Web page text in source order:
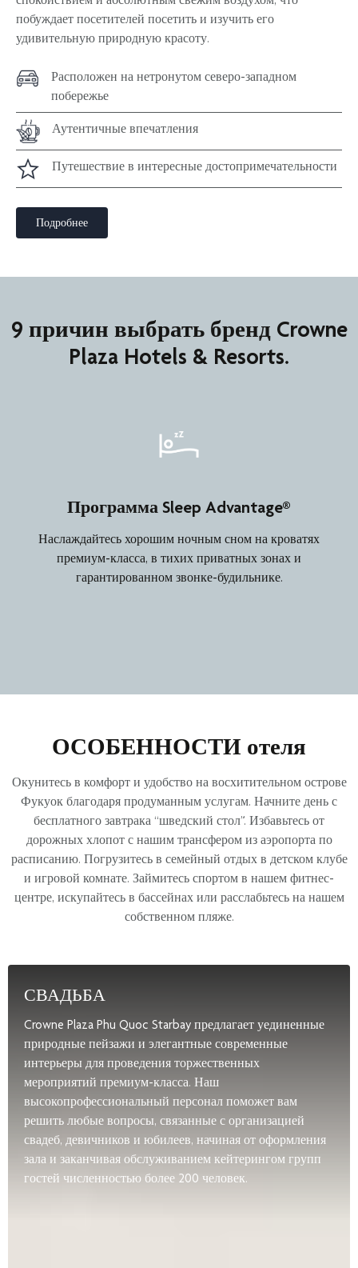
побуждает посетителей посетить и изучить его
удивительную природную красоту.
Расположен на нетронутом северо-западном
побережье
Аутентичные впечатления
Путешествие в интересные достопримечательности
Подробнее
9 причин выбрать бренд Crowne
Plaza Hotels & Resorts.
Программа Sleep Advantage®
Наслаждайтесь хорошим ночным сном на кроватях
премиум-класса, в тихих приватных зонах и
гарантированном звонке-будильнике.
ОСОБЕННОСТИ отеля
Окунитесь в комфорт и удобство на восхитительном острове
Фукуок благодаря продуманным услугам. Начните день с
бесплатного завтрака “шведский стол”. Избавьтесь от
дорожных хлопот с нашим трансфером из аэропорта по
расписанию. Погрузитесь в семейный отдых в детском клубе
и игровой комнате. Займитесь спортом в нашем фитнес-
центре, искупайтесь в бассейнах или расслабьтесь на нашем
собственном пляже.
СВАДЬБА
Crowne Plaza Phu Quoc Starbay предлагает уединенные
природные пейзажи и элегантные современные
интерьеры для проведения торжественных
мероприятий премиум-класса. Наш
высокопрофессиональный персонал поможет вам
решить любые вопросы, связанные с организацией
свадеб, девичников и юбилеев, начиная от оформления
зала и заканчивая обслуживанием кейтерингом групп
гостей численностью более 200 человек.